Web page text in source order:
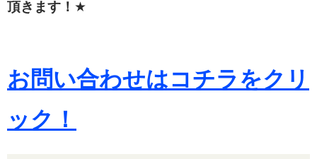
頂きます！ ★
お問い合わせはコチラをクリ
ック！